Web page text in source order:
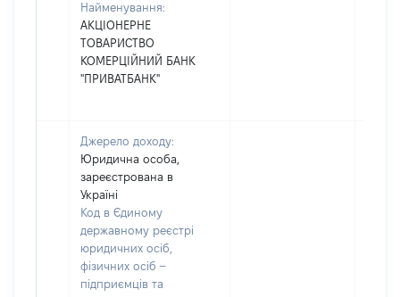
Найменування:
АКЦІОНЕРНЕ
ТОВАРИСТВО
КОМЕРЦІЙНИЙ БАНК
"ПРИВАТБАНК"
Джерело доходу:
Юридична особа,
зареєстрована в
Україні
Код в Єдиному
державному реєстрі
юридичних осіб,
фізичних осіб –
підприємців та